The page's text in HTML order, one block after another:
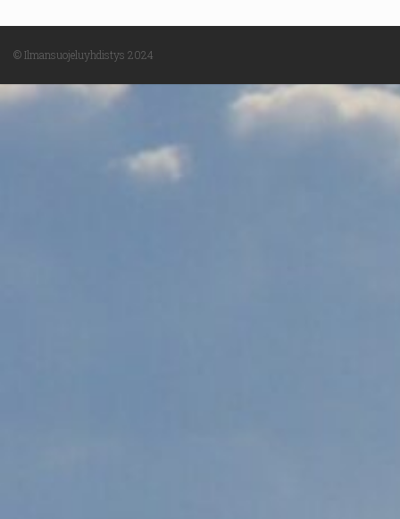
© Ilmansuojeluyhdistys 2024